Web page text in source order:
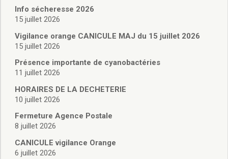
Vie associative
Police Municipale/règlementation
Services en ligne
Inscriptions sur les listes électorales
Plan Local d’Urbanisme intercommunal
Actes d’état civil
Budgets
Budget de Fonctionnement
Budget d’Investissement
Conseils municipaux
Info sécheresse 2026
15 juillet 2026
Vigilance orange CANICULE MAJ du 15 juillet 2026
15 juillet 2026
Présence importante de cyanobactéries
11 juillet 2026
HORAIRES DE LA DECHETERIE
10 juillet 2026
Fermeture Agence Postale
8 juillet 2026
CANICULE vigilance Orange
6 juillet 2026